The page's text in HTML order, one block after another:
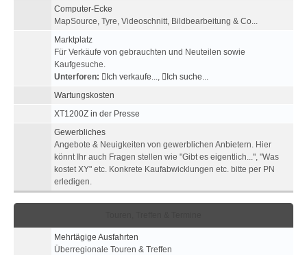
Computer-Ecke
MapSource, Tyre, Videoschnitt, Bildbearbeitung & Co...
Marktplatz
Für Verkäufe von gebrauchten und Neuteilen sowie
Kaufgesuche.
Unterforen:
Ich verkaufe...,
Ich suche...
Wartungskosten
XT1200Z in der Presse
Gewerbliches
Angebote & Neuigkeiten von gewerblichen Anbietern. Hier
könnt Ihr auch Fragen stellen wie "Gibt es eigentlich...", "Was
kostet XY" etc. Konkrete Kaufabwicklungen etc. bitte per PN
erledigen.
Mehrtägige Ausfahrten
Überregionale Touren & Treffen